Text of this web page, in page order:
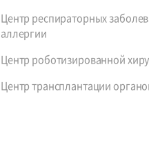
Центр респираторных
аллергии
Центр роботизированной
Центр трансплантации